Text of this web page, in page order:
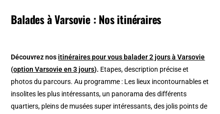
Balades à Varsovie : Nos itinéraires
Découvrez nos itinéraires pour vous balader 2 jours à Varsovie
(option Varsovie en 3 jours). Etapes, description précise et
photos du parcours. Au programme : Les lieux incontournables et
insolites les plus intéressants, un panorama des différents
quartiers, pleins de musées super intéressants, des jolis points de